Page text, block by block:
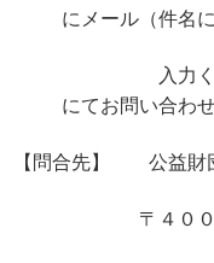
にメール（件名
入力くださ
にてお問い合わ
【問合先】 公益財
〒４００－